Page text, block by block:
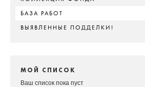
БАЗА РАБОТ
ВЫЯВЛЕННЫЕ ПОДДЕЛКИ!
МОЙ СПИСОК
Ваш список пока пуст